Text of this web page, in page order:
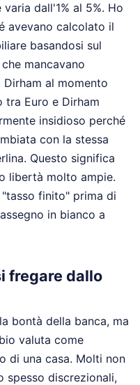
dall'1% al 5%. Ho
avevano calcolato il
basandosi sul
mancavano
al momento
tra Euro e Dirham
insidioso perché
con la stessa
Questo significa
libertà molto ampie.
finito" prima di
in bianco a
fregare dallo
bontà della banca, ma
valuta come
di una casa. Molti non
spesso discrezionali,